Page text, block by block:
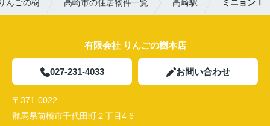
んごの樹 高崎市の住居物件一覧 高崎駅 ミニョンⅠ
有限会社 りんごの樹本店
027-231-4033 お問い合わせ
〒371-0022
群馬県前橋市千代田町２丁目4 6